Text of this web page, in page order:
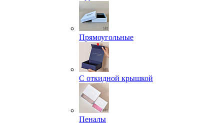
Прямоугольные
С откидной крышкой
Пеналы